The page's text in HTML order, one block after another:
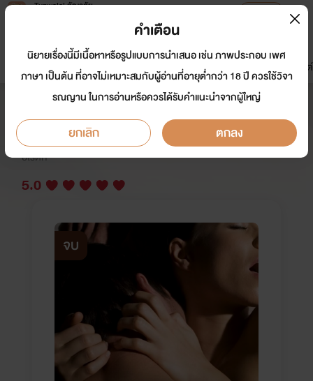
Tunwalai ธัญวลัย
หน้าแรก นิยาย อีบุ๊ก การ์ตูน
มาใหม่
ดรีมแชท ธัญลิสต์
ลูกเลี้ยง NC💯++23
นักเขียน: ณภฏ4289.
อีโรติก
5.0
จบ
คำเตือน
นิยายเรื่องนี้มีเนื้อหาหรือรูปแบบการนำเสนอ เช่น ภาพประกอบ เพศ
ภาษา เป็นต้น ที่อาจไม่เหมาะสมกับผู้อ่านที่อายุต่ำกว่า 18 ปี ควรใช้วิจา
รณญาน ในการอ่านหรือควรได้รับคำแนะนำจากผู้ใหญ่
ยกเลิก ตกลง